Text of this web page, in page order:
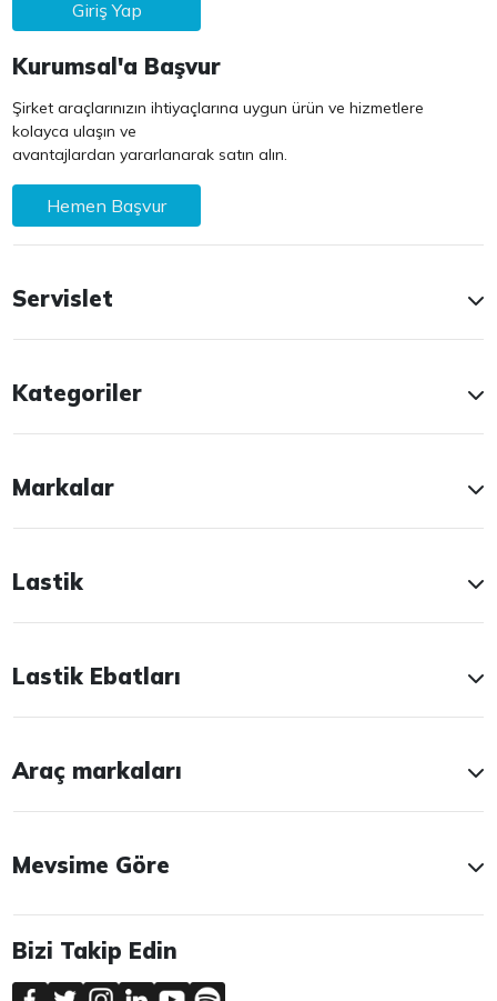
Giriş Yap
Kurumsal'a Başvur
Şirket araçlarınızın ihtiyaçlarına uygun ürün ve hizmetlere
kolayca ulaşın ve
avantajlardan yararlanarak satın alın.
Hemen Başvur
Servislet
Kategoriler
Markalar
Lastik
Lastik Ebatları
Araç markaları
Mevsime Göre
Bizi Takip Edin